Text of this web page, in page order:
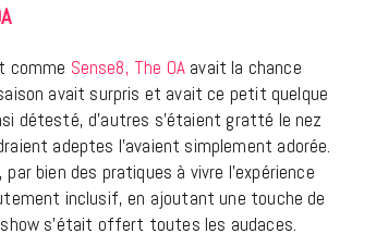
comme Sense8, The OA avait la chance
avait surpris et avait ce petit quelque
détesté, d’autres s’étaient gratté le nez
adeptes l’avaient simplement adorée.
bien des pratiques à vivre l’expérience
inclusif, en ajoutant une touche de
show s’était offert toutes les audaces.